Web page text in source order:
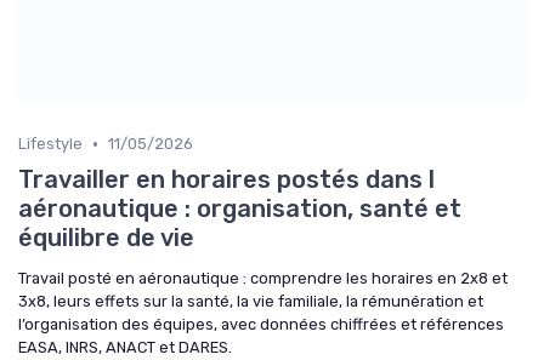
Lifestyle • 11/05/2026
Travailler en horaires postés dans l
aéronautique : organisation, santé et
équilibre de vie
Travail posté en aéronautique : comprendre les horaires en 2x8 et
3x8, leurs effets sur la santé, la vie familiale, la rémunération et
l’organisation des équipes, avec données chiffrées et références
EASA, INRS, ANACT et DARES.